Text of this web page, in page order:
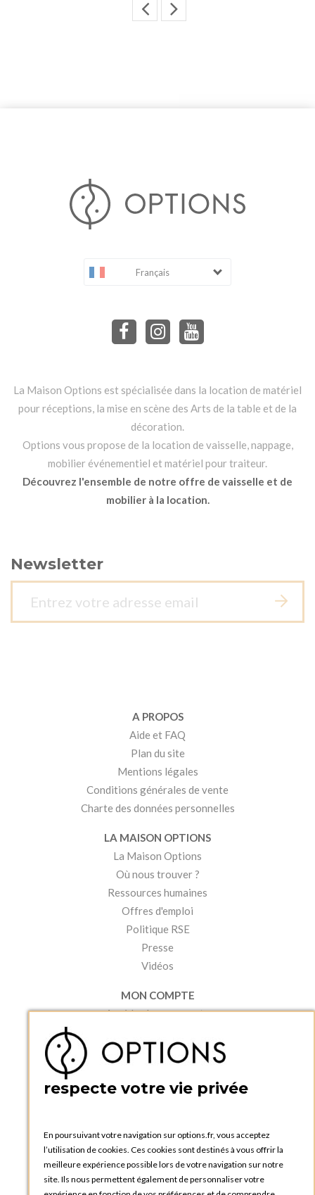
Français
La Maison Options est spécialisée dans la location de matériel
pour réceptions, la mise en scène des Arts de la table et de la
décoration.
Options vous propose de la location de vaisselle, nappage,
mobilier événementiel et matériel pour traiteur.
Découvrez l'ensemble de notre offre de vaisselle et de
mobilier à la location.
Newsletter
A PROPOS
Aide et FAQ
Plan du site
Mentions légales
Conditions générales de vente
Charte des données personnelles
LA MAISON OPTIONS
La Maison Options
Où nous trouver ?
Ressources humaines
Offres d'emploi
Politique RSE
Presse
Vidéos
MON COMPTE
Accéder à mon compte
Créer un compte
PRATIQUE
Catalogues et bons de commande
Tutoriels
respecte votre vie privée
En poursuivant votre navigation sur options.fr, vous acceptez
l’utilisation de cookies. Ces cookies sont destinés à vous offrir la
meilleure expérience possible lors de votre navigation sur notre
site. Ils nous permettent également de personnaliser votre